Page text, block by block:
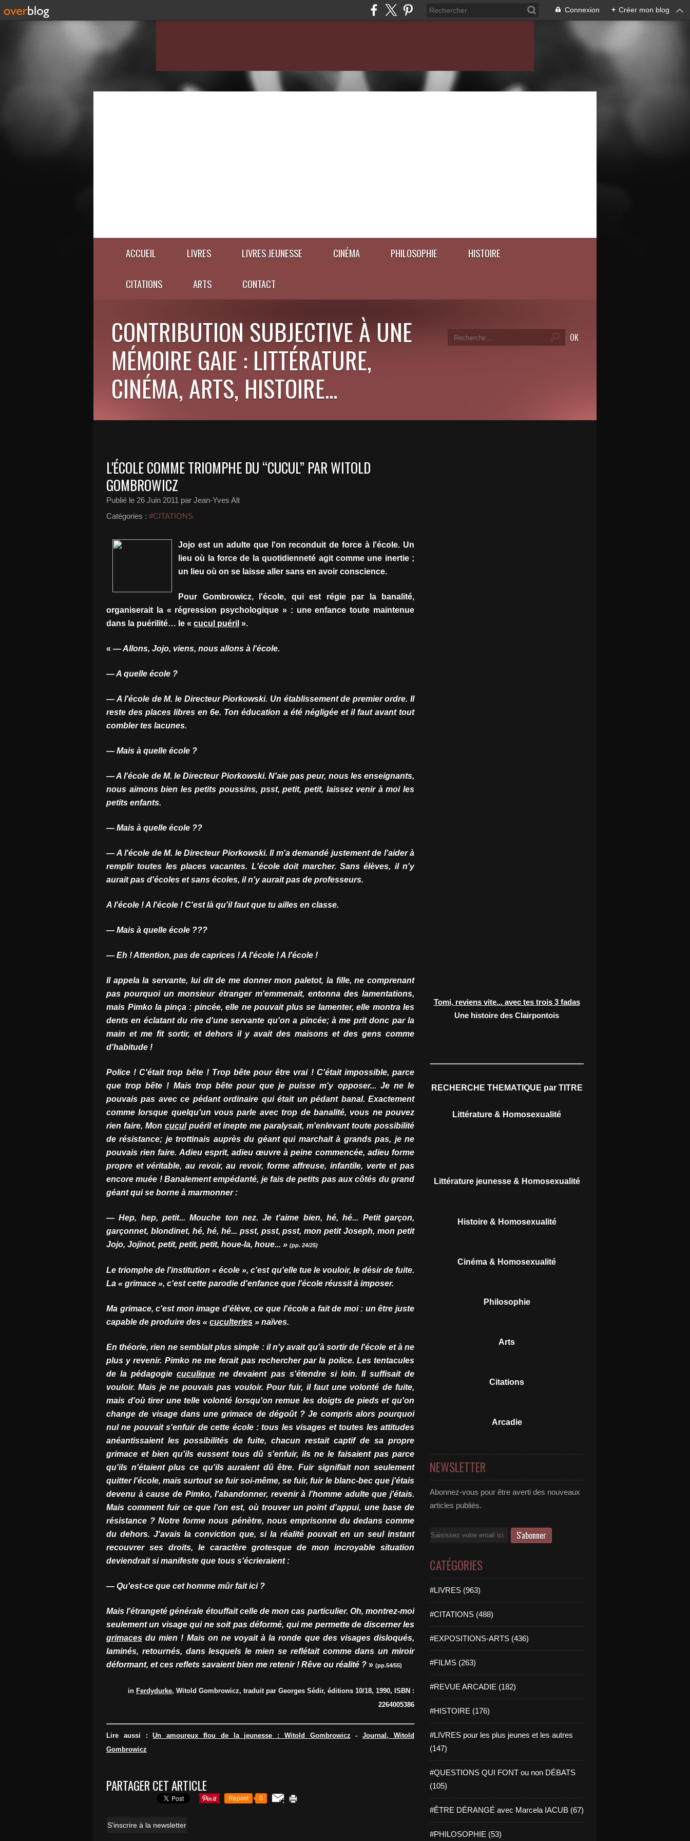
Connexion + Créer mon blog
ACCUEIL LIVRES LIVRES JEUNESSE CINÉMA PHILOSOPHIE HISTOIRE
CITATIONS ARTS CONTACT
CONTRIBUTION SUBJECTIVE À UNE
MÉMOIRE GAIE : LITTÉRATURE,
CINÉMA, ARTS, HISTOIRE...
L'ÉCOLE COMME TRIOMPHE DU “CUCUL” PAR WITOLD
GOMBROWICZ
Publié le 26 Juin 2011 par Jean-Yves Alt
Catégories : #CITATIONS
Jojo est un adulte que l'on reconduit de force à l'école. Un
lieu où la force de la quotidienneté agit comme une inertie ;
un lieu où on se laisse aller sans en avoir conscience.
Pour Gombrowicz, l'école, qui est régie par la banalité,
organiserait la « régression psychologique » : une enfance toute maintenue
dans la puérilité… le « cucul puéril ».
« — Allons, Jojo, viens, nous allons à l'école.
— A quelle école ?
— A l'école de M. le Directeur Piorkowski. Un établissement de premier ordre. Il
reste des places libres en 6e. Ton éducation a été négligée et il faut avant tout
combler tes lacunes.
— Mais à quelle école ?
— A l'école de M. le Directeur Piorkowski. N'aie pas peur, nous les enseignants,
nous aimons bien les petits poussins, psst, petit, petit, laissez venir à moi les
petits enfants.
— Mais à quelle école ??
— A l'école de M. le Directeur Piorkowski. Il m'a demandé justement de l'aider à
remplir toutes les places vacantes. L'école doit marcher. Sans élèves, il n'y
aurait pas d'écoles et sans écoles, il n'y aurait pas de professeurs.
A l'école ! A l'école ! C'est là qu'il faut que tu ailles en classe.
— Mais à quelle école ???
— Eh ! Attention, pas de caprices ! A l'école ! A l'école !
Il appela la servante, lui dit de me donner mon paletot, la fille, ne comprenant
pas pourquoi un monsieur étranger m'emmenait, entonna des lamentations,
mais Pimko la pinça : pincée, elle ne pouvait plus se lamenter, elle montra les
dents en éclatant du rire d'une servante qu'on a pincée; à me prit donc par la
main et me fit sortir, et dehors il y avait des maisons et des gens comme
d'habitude !
Police ! C'était trop bête ! Trop bête pour être vrai ! C'était impossible, parce
que trop bête ! Mais trop bête pour que je puisse m'y opposer... Je ne le
pouvais pas avec ce pédant ordinaire qui était un pédant banal. Exactement
comme lorsque quelqu'un vous parle avec trop de banalité, vous ne pouvez
rien faire, Mon cuculpuéril et inepte me paralysait, m'enlevant toute possibilité
de résistance; je trottinais auprès du géant qui marchait à grands pas, je ne
pouvais rien faire. Adieu esprit, adieu œuvre à peine commencée, adieu forme
propre et véritable, au revoir, au revoir, forme affreuse, infantile, verte et pas
encore muée ! Banalement empédanté, je fais de petits pas aux côtés du grand
géant qui se borne à marmonner :
— Hep, hep, petit... Mouche ton nez. Je t'aime bien, hé, hé... Petit garçon,
garçonnet, blondinet, hé, hé, hé... psst, psst, psst, mon petit Joseph, mon petit
Jojo, Jojinot, petit, petit, petit, houe-la, houe... » (pp. 24/25)
Le triomphe de l'institution « école », c'est qu'elle tue le vouloir, le désir de fuite.
La « grimace », c'est cette parodie d'enfance que l'école réussit à imposer.
Ma grimace, c'est mon image d'élève, ce que l'école a fait de moi : un être juste
capable de produire des « cuculteries » naïves.
En théorie, rien ne semblait plus simple : il n'y avait qu'à sortir de l'école et à ne
plus y revenir. Pimko ne me ferait pas rechercher par la police. Les tentacules
de la pédagogiecuculique ne devaient pas s'étendre si loin. Il suffisait de
vouloir. Mais je ne pouvais pas vouloir. Pour fuir, il faut une volonté de fuite,
mais d'où tirer une telle volonté lorsqu'on remue les doigts de pieds et qu'on
change de visage dans une grimace de dégoût ? Je compris alors pourquoi
nul ne pouvait s'enfuir de cette école : tous les visages et toutes les attitudes
anéantissaient les possibilités de fuite, chacun restait captif de sa propre
grimace et bien qu'ils eussent tous dû s'enfuir, ils ne le faisaient pas parce
qu'ils n'étaient plus ce qu'ils auraient dû être. Fuir signifiait non seulement
quitter l'école, mais surtout se fuir soi-même, se fuir, fuir le blanc-bec que j'étais
devenu à cause de Pimko, l'abandonner, revenir à l'homme adulte que j'étais.
Mais comment fuir ce que l'on est, où trouver un point d'appui, une base de
résistance ? Notre forme nous pénètre, nous emprisonne du dedans comme
du dehors. J'avais la conviction que, si la réalité pouvait en un seul instant
recouvrer ses droits, le caractère grotesque de mon incroyable situation
deviendrait si manifeste que tous s'écrieraient :
— Qu'est-ce que cet homme mûr fait ici ?
Mais l'étrangeté générale étouffait celle de mon cas particulier. Oh, montrez-moi
seulement un visage qui ne soit pas déformé, qui me permette de discerner les
grimaces du mien ! Mais on ne voyait à la ronde que des visages disloqués,
laminés, retournés, dans lesquels le mien se reflétait comme dans un miroir
déformant, et ces reflets savaient bien me retenir ! Rêve ou réalité ? » (pp.54/55)
in Ferdydurke, Witold Gombrowicz, traduit par Georges Sédir, éditions 10/18, 1990, ISBN :
2264005386
Lire aussi :Un amoureux flou de la jeunesse : Witold Gombrowicz -Journal, Witold
Gombrowicz
PARTAGER CET ARTICLE
Repost 0
S'inscrire à la newsletter
Tomi, reviens vite... avec tes trois 3 fadas
Une histoire des Clairpontois
RECHERCHE THEMATIQUE par TITRE
Littérature & Homosexualité
Littérature jeunesse & Homosexualité
Histoire & Homosexualité
Cinéma & Homosexualité
Philosophie
Arts
Citations
Arcadie
NEWSLETTER
Abonnez-vous pour être averti des nouveaux
articles publiés.
Email
CATÉGORIES
#LIVRES (963)
#CITATIONS (488)
#EXPOSITIONS-ARTS (436)
#FILMS (263)
#REVUE ARCADIE (182)
#HISTOIRE (176)
#LIVRES pour les plus jeunes et les autres
(147)
#QUESTIONS QUI FONT ou non DÉBATS
(105)
#ÊTRE DÉRANGÉ avec Marcela IACUB (67)
#PHILOSOPHIE (53)